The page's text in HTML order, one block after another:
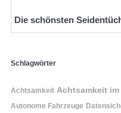
Die schönsten
Schlagwörter
Achtsamkeit Achtsamkeit im
Autonome Fahrzeuge